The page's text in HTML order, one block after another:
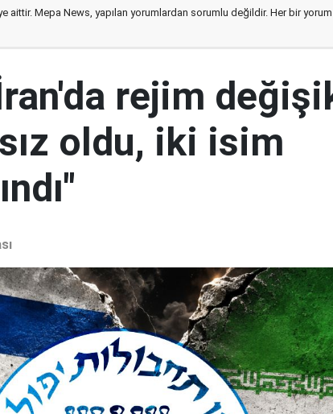
aittir. Mepa News, yapılan yorumlardan sorumlu değildir. Her bir yorum
rejim
oldu, iki isim